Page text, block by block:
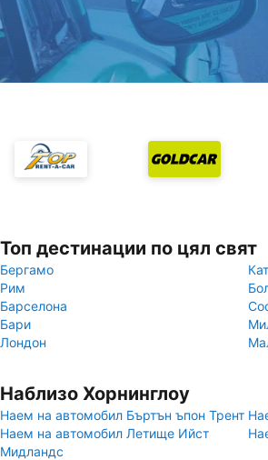
Топ дестинации по цял свят
Бергамо
Рим
Барселона
Бари
Лондон
Наблизо Хорнинглоу
Наем на автомобил Бъртън ъпон Трент
Наем на автомобил Летище Ийст
Мидландс